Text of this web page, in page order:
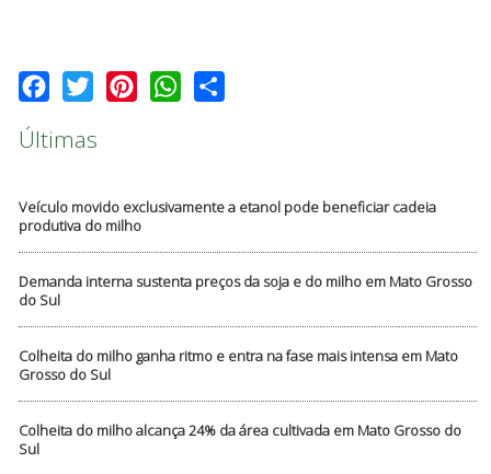
Últimas
Veículo movido exclusivamente a etanol pode beneficiar cadeia
produtiva do milho
Demanda interna sustenta preços da soja e do milho em Mato Grosso
do Sul
Colheita do milho ganha ritmo e entra na fase mais intensa em Mato
Grosso do Sul
Colheita do milho alcança 24% da área cultivada em Mato Grosso do
Sul
Facebook
Twitter PinterestWhatsApp